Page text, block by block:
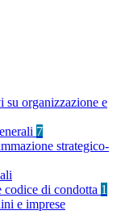
organizzazione e
7
strategico-
codice di condotta 1
e imprese